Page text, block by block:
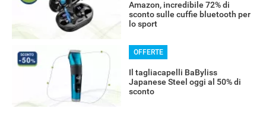
Amazon, incredibile 72% di
sconto sulle cuffie bluetooth per
lo sport
OFFERTE
Il tagliacapelli BaByliss
Japanese Steel oggi al 50% di
sconto